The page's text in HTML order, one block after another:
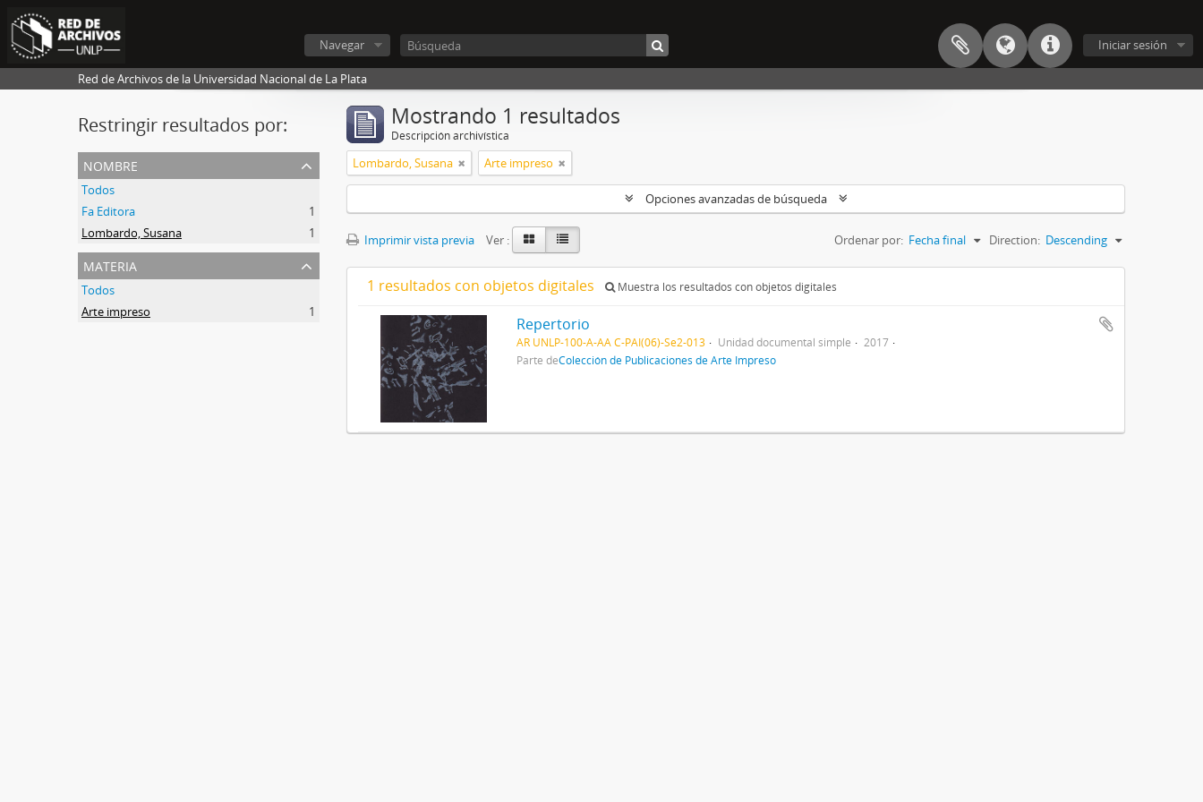
Iniciar sesión
Navegar
Red de Archivos de la Universidad Nacional de La Plata
Restringir resultados por:
nombre
Todos
Fa Editora
1
Lombardo, Susana
1
materia
Todos
Arte impreso
1
Mostrando 1 resultados
Descripción archivística
Lombardo, Susana Arte impreso
Opciones avanzadas de búsqueda
Imprimir vista previa Ver : Ordenar por: Fecha final Direction: Descending
1 resultados con objetos digitales Muestra los resultados con objetos digitales
Repertorio
AR UNLP-100-A-AA C-PAI(06)-Se2-013 Unidad documental simple
2017
Parte deColección de Publicaciones de Arte Impreso